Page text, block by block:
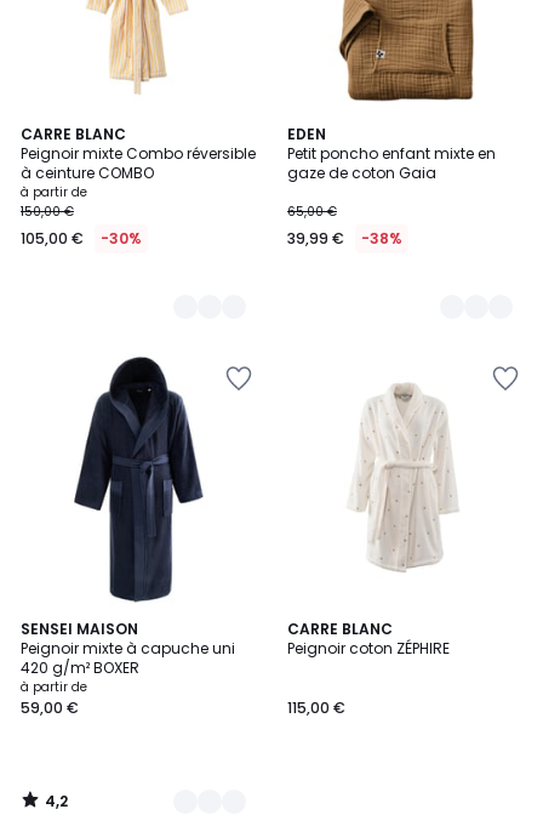
CARRE BLANC
Peignoir mixte Combo réversible
à ceinture COMBO
à partir de
150,00 €
105,00 € -30%
2
Couleurs
EDEN
Petit poncho enfant mixte en
gaze de coton Gaia
65,00 €
39,99 € -38%
6
Couleurs
SENSEI MAISON
Peignoir mixte à capuche uni
420 g/m² BOXER
à partir de
59,00 €
4,2
/ 5
6
Couleurs
4,2
/
CARRE BLANC
Peignoir coton ZÉPHIRE
115,00 €